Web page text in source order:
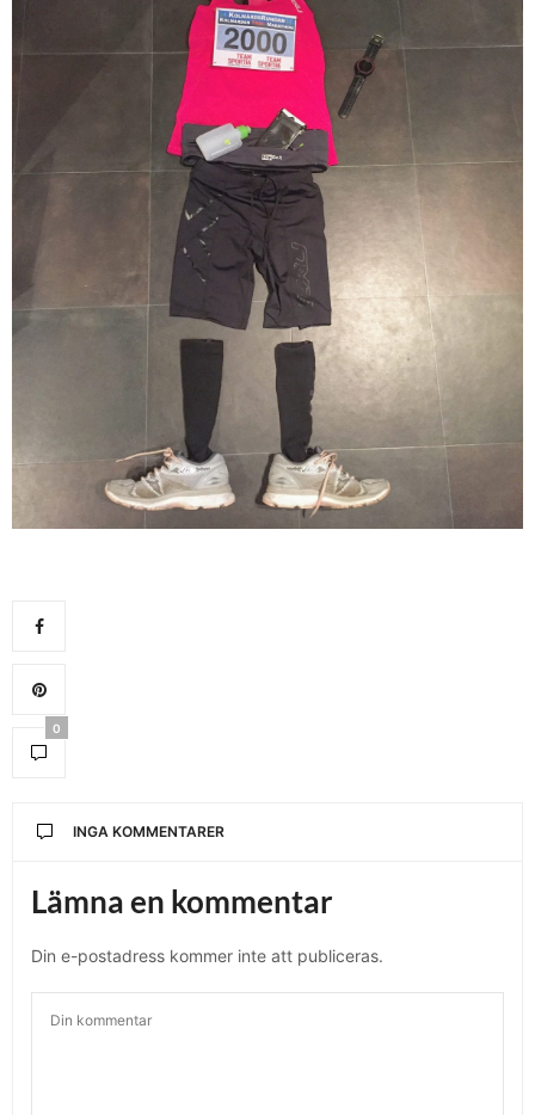
0
INGA KOMMENTARER
Lämna en kommentar
Din e-postadress kommer inte att publiceras.